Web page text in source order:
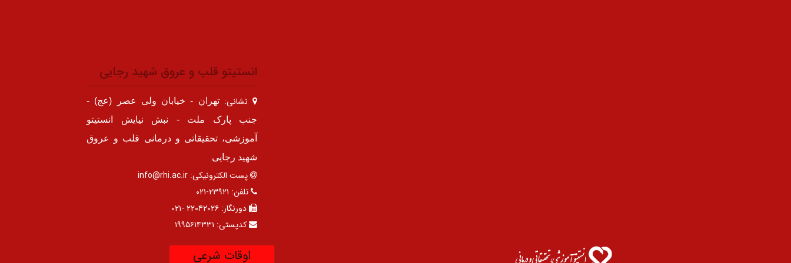
انستیتو قلب و عروق شهید رجایی
نشانی:تهران - خیابان ولی عصر (عج) -
جنب پارک ملت - نبش نیایش انستیتو
آموزشی، تحقیقاتی و درمانی قلب و عروق
شهید رجایی
پست الکترونیکی: info@rhi.ac.ir
تلفن: ۲۳۹۲۱-۰۲۱
دورنگار: ۲۲۰۴۲۰۲۶ -۰۲۱
کدپستی: ۱۹۹۵۶۱۴۳۳۱